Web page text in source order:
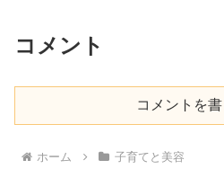
コメント
コメントを
ホーム 子育てと美容